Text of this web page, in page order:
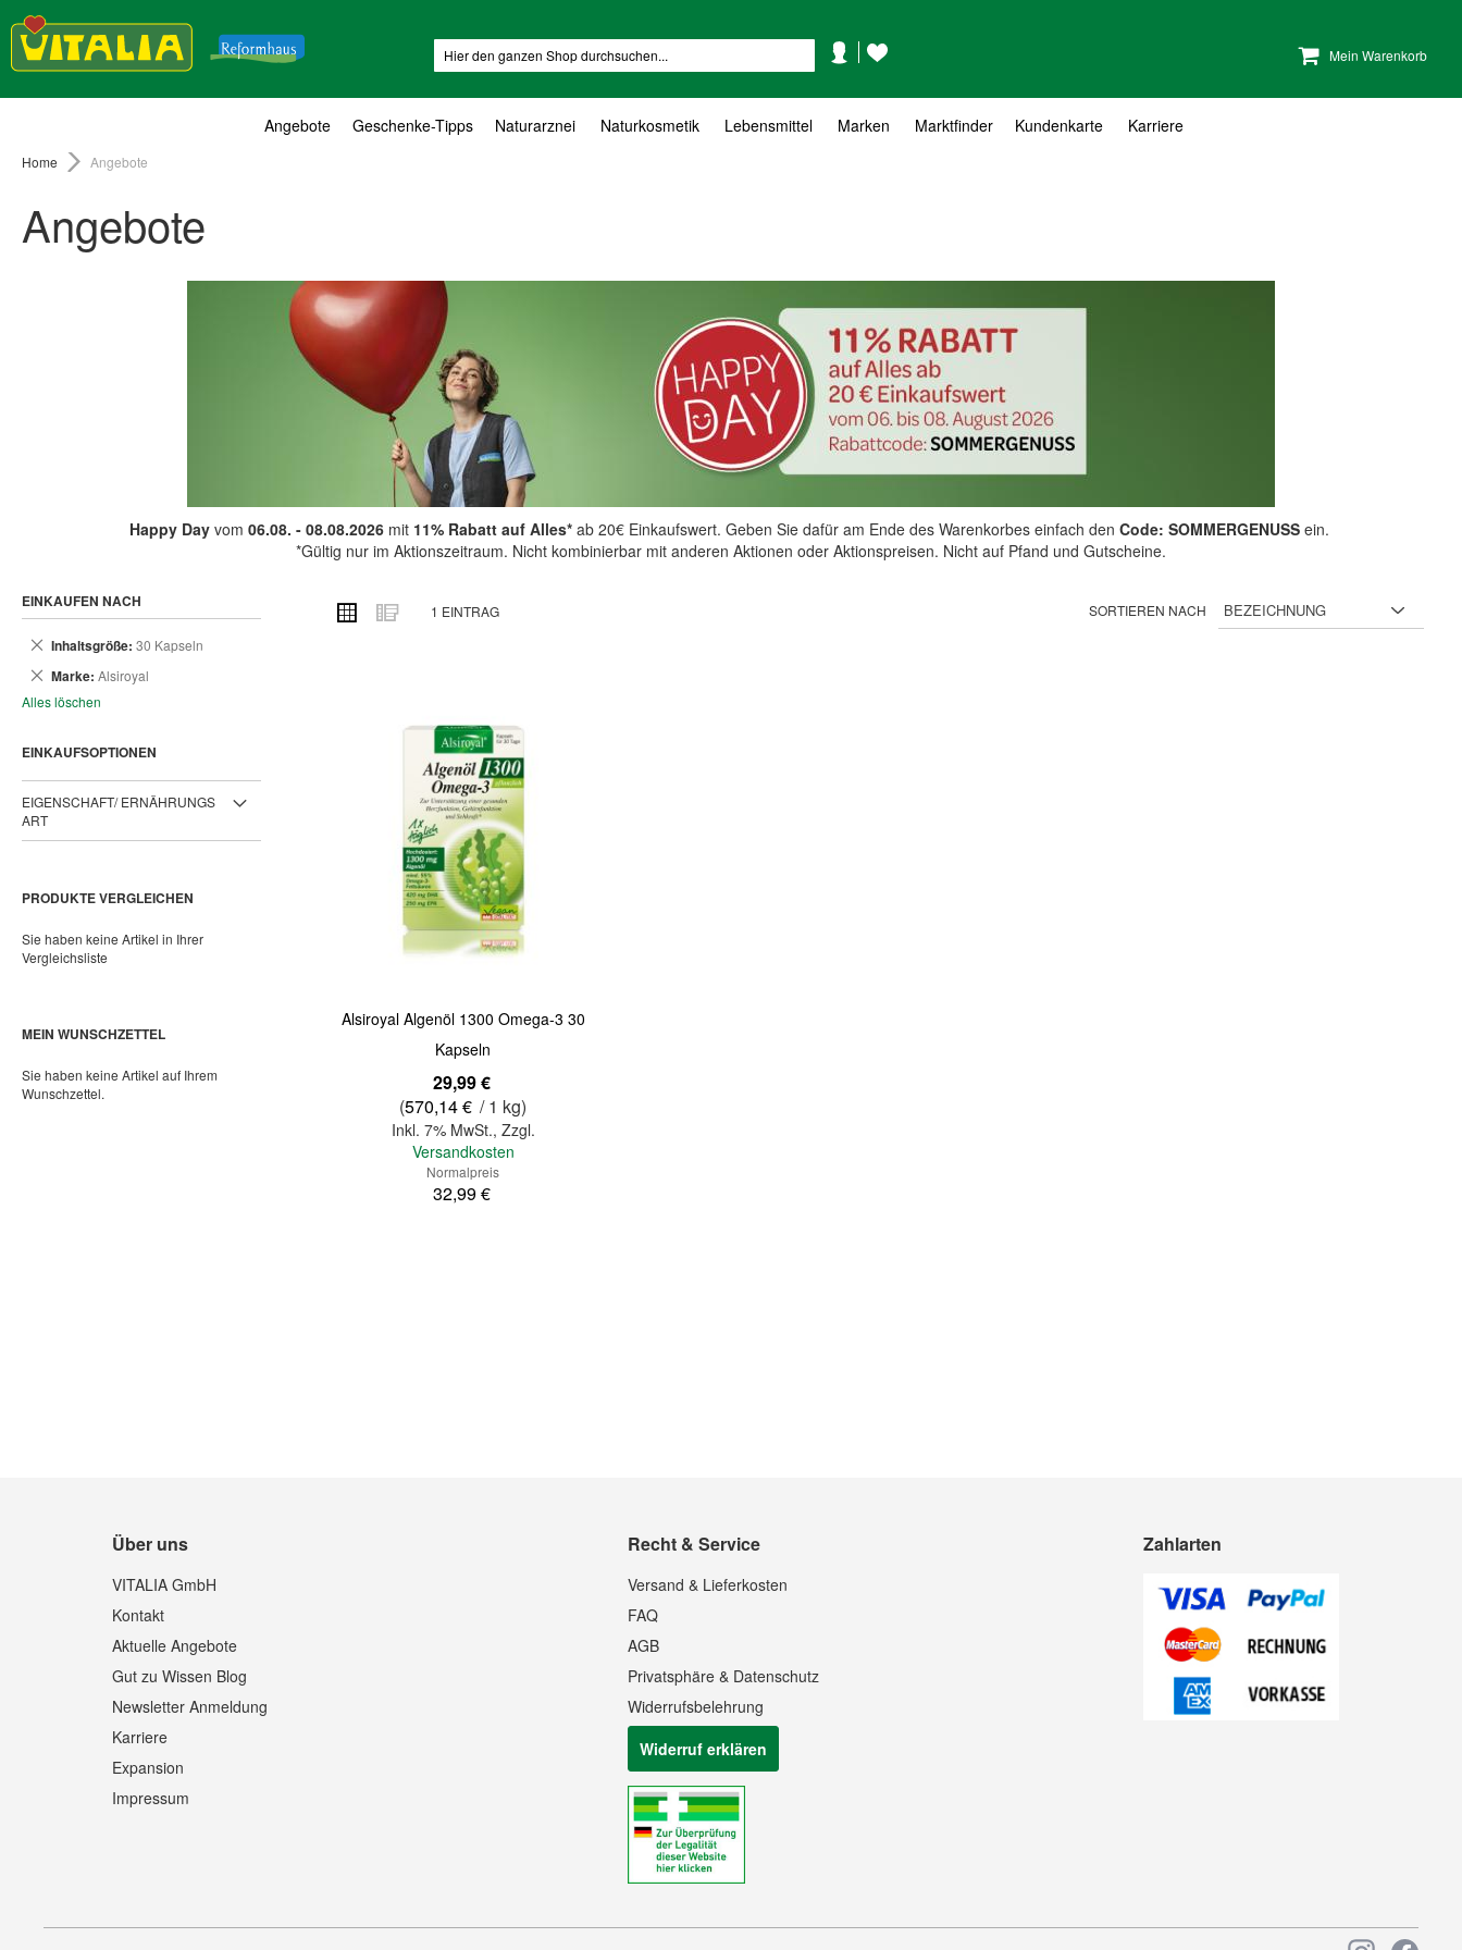
Mein Warenkorb
KontoWunschzettel
Angebote Geschenke-Tipps Naturarznei Naturkosmetik Lebensmittel Marken Marktfinder Kundenkarte Karriere
Home Angebote
Angebote
Happy Dayvom 06.08. - 08.08.2026mit 11% Rabatt auf Alles*ab 20€ Einkaufswert. Geben Sie dafür am Ende des Warenkorbes einfach den Code: SOMMERGENUSSein.
*Gültig nur im Aktionszeitraum. Nicht kombinierbar mit anderen Aktionen oder Aktionspreisen. Nicht auf Pfand und Gutscheine.
ANSICHT
ALS
Raster Liste
1 EINTRAG SORTIEREN NACH
Alsiroyal Algenöl 1300 Omega-3 30
Kapseln
29,99 €
(570,14 € / 1 kg)
Inkl. 7% MwSt., Zzgl.
Versandkosten
Normalpreis
32,99 €
EINKAUFEN NACH
Inhaltsgröße 30 Kapseln
Dies
Marke Alsiroyal
Dies
Alles löschen
EINKAUFSOPTIONEN
EIGENSCHAFT/ ERNÄHRUNGS
ART
PRODUKTE VERGLEICHEN
Sie haben keine Artikel in Ihrer
Vergleichsliste
MEIN WUNSCHZETTEL
Sie haben keine Artikel auf Ihrem
Wunschzettel.
Über uns
VITALIA GmbH
Kontakt
Aktuelle Angebote
Gut zu Wissen Blog
Newsletter Anmeldung
Karriere
Expansion
Impressum
Recht & Service
Versand & Lieferkosten
FAQ
AGB
Privatsphäre & Datenschutz
Widerrufsbelehrung
Widerruf erklären
Zahlarten